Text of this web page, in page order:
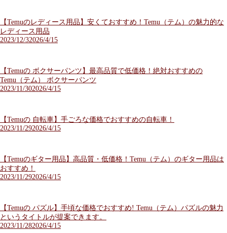
【Temuのレディース用品】安くておすすめ！Temu（テム）の魅力的な
レディース用品
2023/12/32026/4/15
【Temuの ボクサーパンツ】最高品質で低価格！絶対おすすめの
Temu（テム） ボクサーパンツ
2023/11/302026/4/15
【Temuの 自転車】手ごろな価格でおすすめの自転車！
2023/11/292026/4/15
【Temuのギター用品】高品質・低価格！Temu（テム）のギター用品は
おすすめ！
2023/11/292026/4/15
【Temuの パズル】手頃な価格でおすすめ! Temu（テム）パズルの魅力
というタイトルが提案できます。
2023/11/282026/4/15